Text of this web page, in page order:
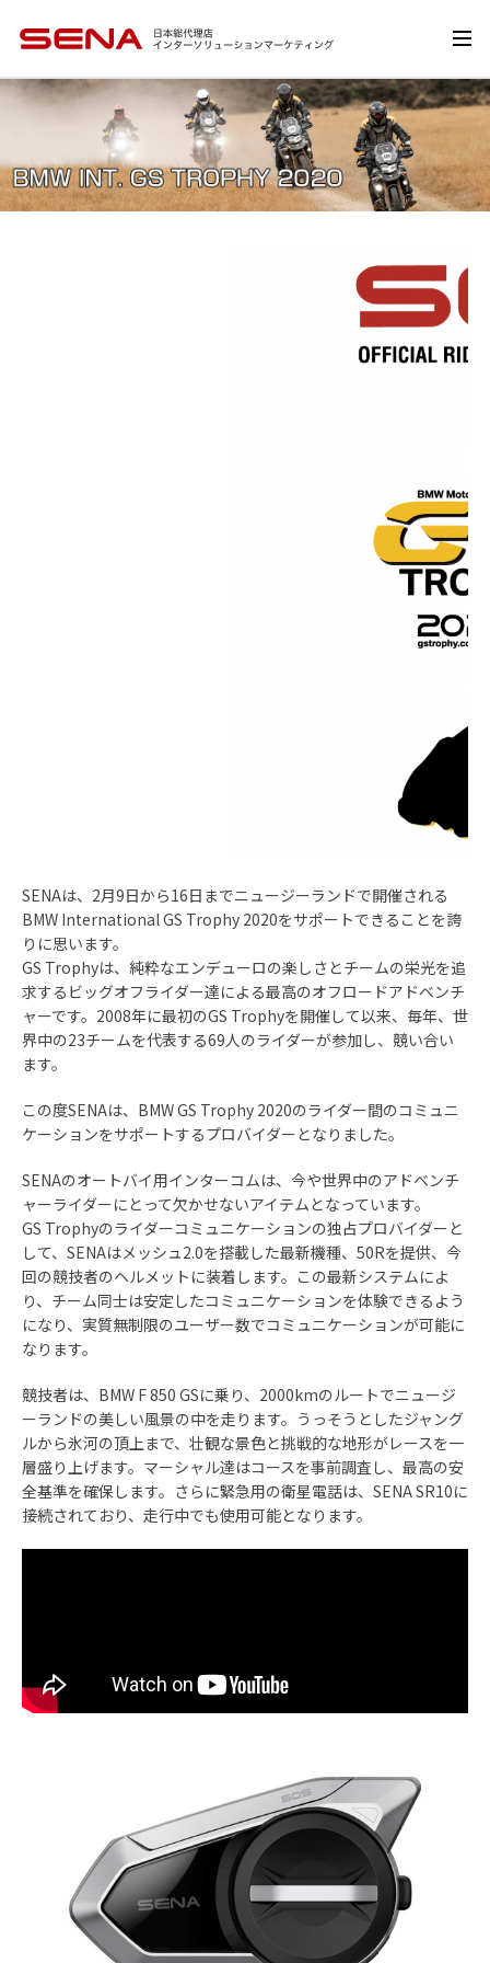
SENAは、2月9日から16日までニュージーランドで開催される
BMW International GS Trophy 2020をサポートできることを誇
りに思います。
GS Trophyは、純粋なエンデューロの楽しさとチームの栄光を追
求するビッグオフライダー達による最高のオフロードアドベンチ
ャーです。2008年に最初のGS Trophyを開催して以来、毎年、世
界中の23チームを代表する69人のライダーが参加し、競い合い
ます。
この度SENAは、BMW GS Trophy 2020のライダー間のコミュニ
ケーションをサポートするプロバイダーとなりました。
SENAのオートバイ用インターコムは、今や世界中のアドベンチ
ャーライダーにとって欠かせないアイテムとなっています。
GS Trophyのライダーコミュニケーションの独占プロバイダーと
して、SENAはメッシュ2.0を搭載した最新機種、50Rを提供、今
回の競技者のヘルメットに装着します。この最新システムによ
り、チーム同士は安定したコミュニケーションを体験できるよう
になり、実質無制限のユーザー数でコミュニケーションが可能に
なります。
競技者は、BMW F 850 GSに乗り、2000kmのルートでニュージ
ーランドの美しい風景の中を走ります。うっそうとしたジャング
ルから氷河の頂上まで、壮観な景色と挑戦的な地形がレースを一
層盛り上げます。マーシャル達はコースを事前調査し、最高の安
全基準を確保します。さらに緊急用の衛星電話は、SENA SR10に
接続されており、走行中でも使用可能となります。